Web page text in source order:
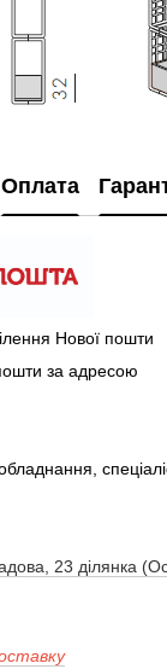
Оплата
Нової пошти
за адресою
23 ділянка